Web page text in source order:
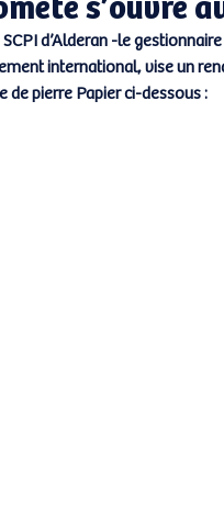
d’Alderan -le
international, vise un
de pierre Papier ci-dessous :